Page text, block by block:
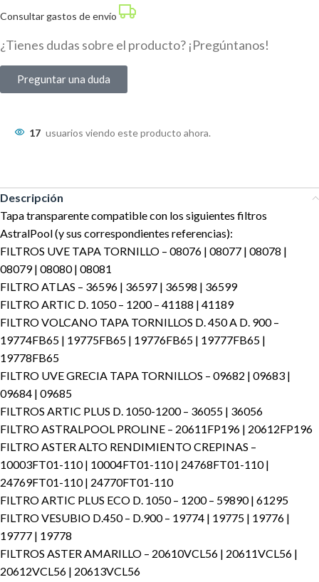
Consultar gastos de envío
¿Tienes dudas sobre el producto? ¡Pregúntanos!
Preguntar una duda
17 usuarios viendo este producto ahora.
Descripción
Tapa transparente compatible con los siguientes filtros
AstralPool (y sus correspondientes referencias):
FILTROS UVE TAPA TORNILLO – 08076 | 08077 | 08078 |
08079 | 08080 | 08081
FILTRO ATLAS – 36596 | 36597 | 36598 | 36599
FILTRO ARTIC D. 1050 – 1200 – 41188 | 41189
FILTRO VOLCANO TAPA TORNILLOS D. 450 A D. 900 –
19774FB65 | 19775FB65 | 19776FB65 | 19777FB65 |
19778FB65
FILTRO UVE GRECIA TAPA TORNILLOS – 09682 | 09683 |
09684 | 09685
FILTROS ARTIC PLUS D. 1050-1200 – 36055 | 36056
FILTRO ASTRALPOOL PROLINE – 20611FP196 | 20612FP196
FILTRO ASTER ALTO RENDIMIENTO CREPINAS –
10003FT01-110 | 10004FT01-110 | 24768FT01-110 |
24769FT01-110 | 24770FT01-110
FILTRO ARTIC PLUS ECO D. 1050 – 1200 – 59890 | 61295
FILTRO VESUBIO D.450 – D.900 – 19774 | 19775 | 19776 |
19777 | 19778
FILTROS ASTER AMARILLO – 20610VCL56 | 20611VCL56 |
20612VCL56 | 20613VCL56